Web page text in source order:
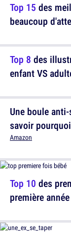
Top 8 des
enfant VS
Top 10 des
première année
Top 15 des
beaucoup
Une boule
savoir pourquoi
Amazon